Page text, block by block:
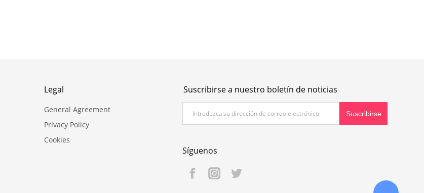
Legal
General Agreement
Privacy Policy
Cookies
Suscribirse a nuestro boletín de noticias
Síguenos